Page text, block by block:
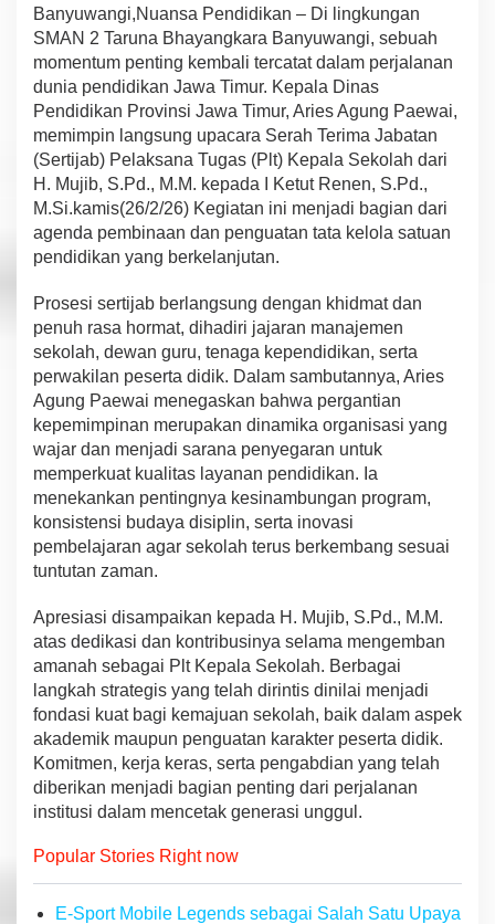
h
S
A
N
2
T
r
u
n
a
y
a
n
g
a
r
a
B
n
y
u
g
i
Banyuwangi,Nuansa Pendidikan – Di lingkungan
SMAN 2 Taruna Bhayangkara Banyuwangi, sebuah
momentum penting kembali tercatat dalam perjalanan
dunia pendidikan Jawa Timur. Kepala Dinas
Pendidikan Provinsi Jawa Timur, Aries Agung Paewai,
memimpin langsung upacara Serah Terima Jabatan
(Sertijab) Pelaksana Tugas (Plt) Kepala Sekolah dari
H. Mujib, S.Pd., M.M. kepada I Ketut Renen, S.Pd.,
M.Si.kamis(26/2/26) Kegiatan ini menjadi bagian dari
agenda pembinaan dan penguatan tata kelola satuan
pendidikan yang berkelanjutan.
Prosesi sertijab berlangsung dengan khidmat dan
penuh rasa hormat, dihadiri jajaran manajemen
sekolah, dewan guru, tenaga kependidikan, serta
perwakilan peserta didik. Dalam sambutannya, Aries
Agung Paewai menegaskan bahwa pergantian
kepemimpinan merupakan dinamika organisasi yang
wajar dan menjadi sarana penyegaran untuk
memperkuat kualitas layanan pendidikan. Ia
menekankan pentingnya kesinambungan program,
konsistensi budaya disiplin, serta inovasi
pembelajaran agar sekolah terus berkembang sesuai
tuntutan zaman.
Apresiasi disampaikan kepada H. Mujib, S.Pd., M.M.
atas dedikasi dan kontribusinya selama mengemban
amanah sebagai Plt Kepala Sekolah. Berbagai
langkah strategis yang telah dirintis dinilai menjadi
fondasi kuat bagi kemajuan sekolah, baik dalam aspek
akademik maupun penguatan karakter peserta didik.
Komitmen, kerja keras, serta pengabdian yang telah
diberikan menjadi bagian penting dari perjalanan
institusi dalam mencetak generasi unggul.
Popular Stories Right now
E-Sport Mobile Legends sebagai Salah Satu Upaya